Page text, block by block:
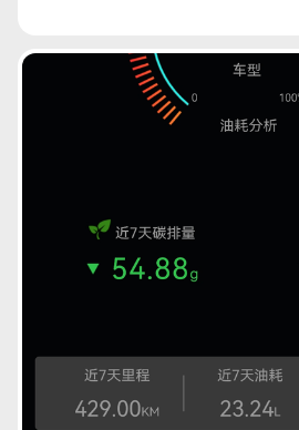
из нескольких мелких ячеек, и в
заменить только одну. Это позволяет
Хотя на аккумулятор гибрида
или 120 тысяч километров, так что
очевиден. Автомобиль выгодно
мощным двигателем и богатой
Впечатления от вождения 1.
с двумя системами (бензиновой и
автономно разработанным двигателем
небольшие рывки. 3. **Шасси**: Надежное и устойчивое шасси
150 км/ч. ### Удобство пассажиров Yixuan MAX имеет самую
широкую колею в своем классе,
Yixuan MAX варьируется в
составляет в среднем 7.6 литров на
автомагистралях, без пробок, на
до 720 километров. ### Недостатки 1. **Шум**: На низких